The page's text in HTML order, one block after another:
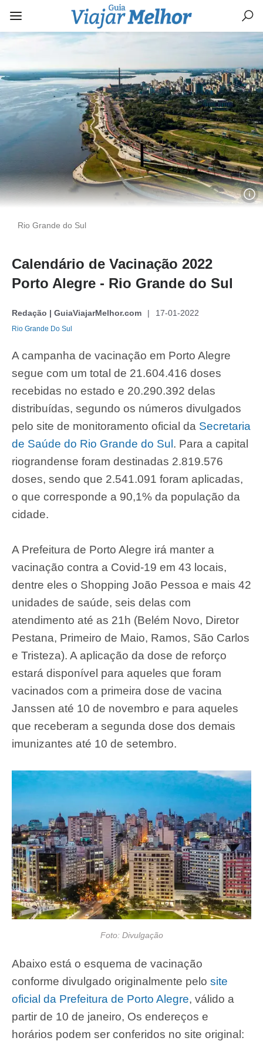
Rio Grande do Sul
Calendário de Vacinação 2022
Porto Alegre - Rio Grande do Sul
Redação | GuiaViajarMelhor.com 17-01-2022
Rio Grande Do Sul
A campanha de vacinação em Porto Alegre
segue com um total de 21.604.416 doses
recebidas no estado e 20.290.392 delas
distribuídas, segundo os números divulgados
pelo site de monitoramento oficial da Secretaria
de Saúde do Rio Grande do Sul . Para a capital
riograndense foram destinadas 2.819.576
doses, sendo que 2.541.091 foram aplicadas,
o que corresponde a 90,1% da população da
cidade.
A Prefeitura de Porto Alegre irá manter a
vacinação contra a Covid-19 em 43 locais,
dentre eles o Shopping João Pessoa e mais 42
unidades de saúde, seis delas com
atendimento até as 21h (Belém Novo, Diretor
Pestana, Primeiro de Maio, Ramos, São Carlos
e Tristeza). A aplicação da dose de reforço
estará disponível para aqueles que foram
vacinados com a primeira dose de vacina
Janssen até 10 de novembro e para aqueles
que receberam a segunda dose dos demais
imunizantes até 10 de setembro.
Foto: Divulgação
Abaixo está o esquema de vacinação
conforme divulgado originalmente pelo site
oficial da Prefeitura de Porto Alegre, válido a
partir de 10 de janeiro, Os endereços e
horários podem ser conferidos no site original: